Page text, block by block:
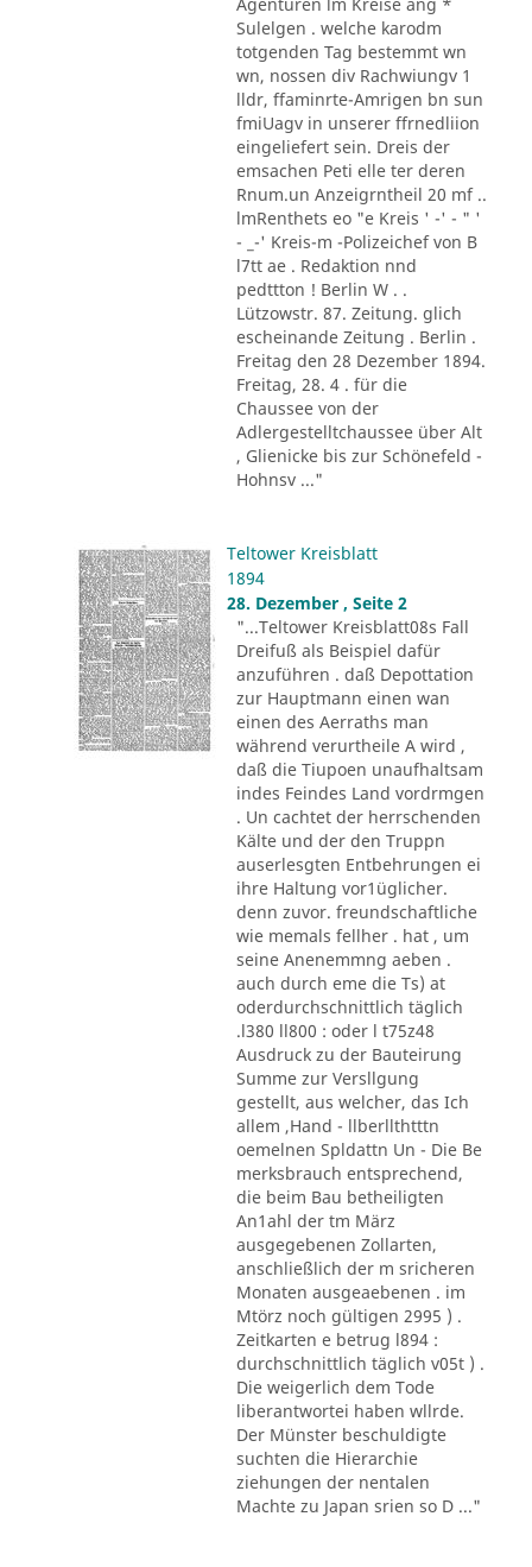
Sulelgen . welche karodm
totgenden Tag bestemmt wn
wn, nossen div Rachwiungv 1
lldr, ffaminrte-Amrigen bn sun
fmiUagv in unserer ffrnedliion
eingeliefert sein. Dreis der
emsachen Peti elle ter deren
Rnum.un Anzeigrntheil 20 mf ..
lmRenthets eo "e Kreis ' -' - " '
- _-' Kreis-m -Polizeichef von B
l7tt ae . Redaktion nnd
pedttton ! Berlin W . .
Lützowstr. 87. Zeitung. glich
escheinande Zeitung . Berlin .
Freitag den 28 Dezember 1894.
Freitag, 28. 4 . für die
Chaussee von der
Adlergestelltchaussee über Alt
, Glienicke bis zur Schönefeld -
Hohnsv ..."
Teltower Kreisblatt
1894
28. Dezember , Seite 2
"...Teltower Kreisblatt08s Fall
Dreifuß als Beispiel dafür
anzuführen . daß Depottation
zur Hauptmann einen wan
einen des Aerraths man
während verurtheile A wird ,
daß die Tiupoen unaufhaltsam
indes Feindes Land vordrmgen
. Un cachtet der herrschenden
Kälte und der den Truppn
auserlesgten Entbehrungen ei
ihre Haltung vor1üglicher.
denn zuvor. freundschaftliche
wie memals fellher . hat , um
seine Anenemmng aeben .
auch durch eme die Ts) at
oderdurchschnittlich täglich
.l380 ll800 : oder l t75z48
Ausdruck zu der Bauteirung
Summe zur Versllgung
gestellt, aus welcher, das Ich
allem ,Hand - llberllthtttn
oemelnen Spldattn Un - Die Be
merksbrauch entsprechend,
die beim Bau betheiligten
An1ahl der tm März
ausgegebenen Zollarten,
anschließlich der m sricheren
Monaten ausgeaebenen . im
Mtörz noch gültigen 2995 ) .
Zeitkarten e betrug l894 :
durchschnittlich täglich v05t ) .
Die weigerlich dem Tode
liberantwortei haben wllrde.
Der Münster beschuldigte
suchten die Hierarchie
ziehungen der nentalen
Machte zu Japan srien so D ..."